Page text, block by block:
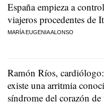
España empieza a
viajeros procedentes de
MARÍA EUGENIA ALONSO
Ramón Ríos,
existe una arritmia
síndrome del corazón de